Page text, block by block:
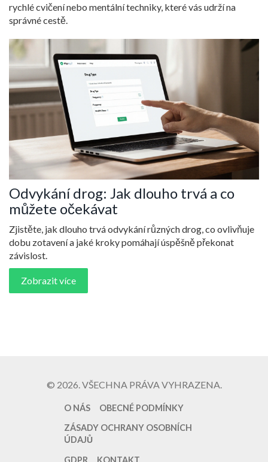
rychlé cvičení nebo mentální techniky, které vás udrží na
správné cestě.
Odvykání drog: Jak dlouho trvá a co
můžete očekávat
Zjistěte, jak dlouho trvá odvykání různých drog, co ovlivňuje
dobu zotavení a jaké kroky pomáhají úspěšně překonat
závislost.
Zobrazit více
© 2026. VŠECHNA PRÁVA VYHRAZENA.
O NÁS
OBECNÉ PODMÍNKY
ZÁSADY OCHRANY OSOBNÍCH
ÚDAJŮ
GDPR
KONTAKT